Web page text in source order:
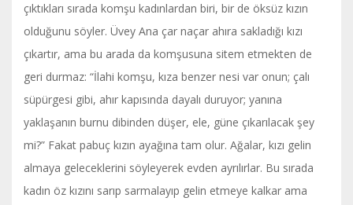
çıktıkları sırada komşu kadınlardan biri, bir de öksüz kızın
olduğunu söyler. Üvey Ana çar naçar ahıra sakladığı kızı
çıkartır, ama bu arada da komşusuna sitem etmekten de
geri durmaz: “İlahi komşu, kıza benzer nesi var onun; çalı
süpürgesi gibi, ahır kapısında dayalı duruyor; yanına
yaklaşanın burnu dibinden düşer, ele, güne çıkarılacak şey
mi?” Fakat pabuç kızın ayağına tam olur. Ağalar, kızı gelin
almaya geleceklerini söyleyerek evden ayrılırlar. Bu sırada
kadın öz kızını sarıp sarmalayıp gelin etmeye kalkar ama